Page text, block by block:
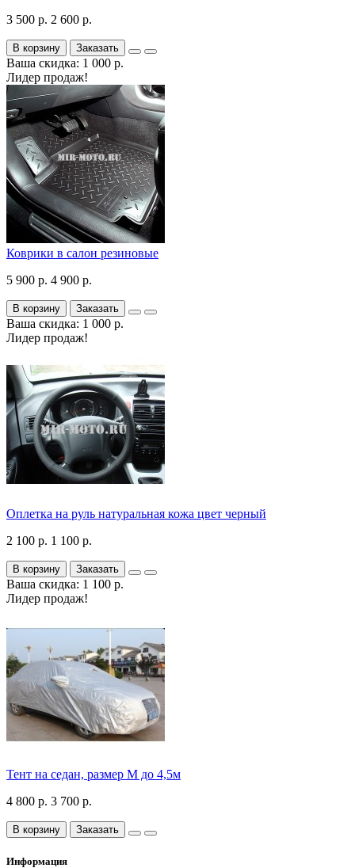
3 500 р. 2 600 р.
В корзину Заказать
Ваша скидка: 1 000 р.
Лидер продаж!
Коврики в салон резиновые
5 900 р. 4 900 р.
В корзину Заказать
Ваша скидка: 1 000 р.
Лидер продаж!
Оплетка на руль натуральная кожа цвет черный
2 100 р. 1 100 р.
В корзину Заказать
Ваша скидка: 1 100 р.
Лидер продаж!
Тент на седан, размер М до 4,5м
4 800 р. 3 700 р.
В корзину Заказать
Информация